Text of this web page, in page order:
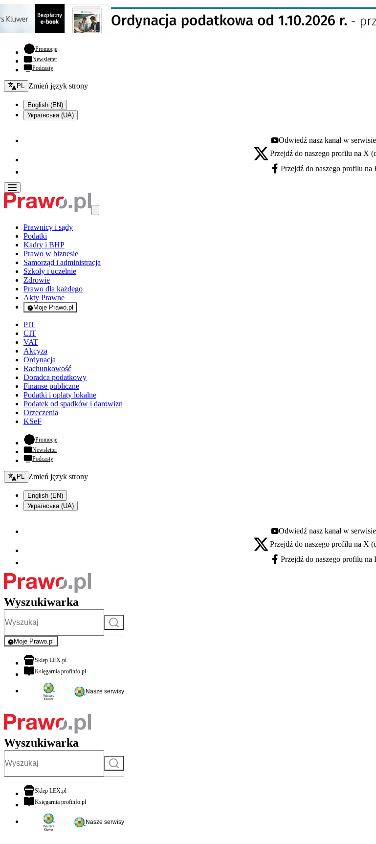
Promocje- otwiera się w nowej karcie
Newsletter
Podcasty
Zmień język - bieżący:
PL Zmień język strony
English (EN)
Українська (UA)
Youtube - otwiera się w nowej karcie
Odwiedź nasz kanał w
X - otwiera się w nowej karcie
Przejdź do naszego profilu na X
Facebook - otwiera się w nowej karcie
Przejdź do naszego profilu na
Prawnicy i sądy
Podatki
Kadry i BHP
Prawo w biznesie
Samorząd i administracja
Szkoły i uczelnie
Zdrowie
Prawo dla każdego
Akty Prawne
Moje Prawo.pl
- rejestracja i logowanie do serwisu
PIT
CIT
VAT
Akcyza
Ordynacja
Rachunkowość
Doradca podatkowy
Finanse publiczne
Podatki i opłaty lokalne
Podatek od spadków i darowizn
Orzeczenia
KSeF
Promocje- otwiera się w nowej karcie
Newsletter
Podcasty
Zmień język - bieżący:
PL Zmień język strony
English (EN)
Українська (UA)
Youtube - otwiera się w nowej karcie
Odwiedź nasz kanał w
X - otwiera się w nowej karcie
Przejdź do naszego profilu na X
Facebook - otwiera się w nowej karcie
Przejdź do naszego profilu na
Wyszukiwarka
Szukaj
Moje Prawo.pl
- rejestracja i logowanie do serwisu
Sklep LEX.plotwiera się w nowej karcie
Księgarnia profinfo.plotwiera się w nowej karcie
Nasze serwisy
Wyszukiwarka
Szukaj
Sklep LEX.plotwiera się w nowej karcie
Księgarnia profinfo.plotwiera się w nowej karcie
Nasze serwisy